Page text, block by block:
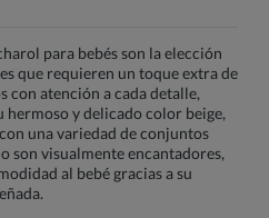
para bebés son la elección
que requieren un toque extra de
con atención a cada detalle,
hermoso y delicado color beige,
una variedad de conjuntos
son visualmente encantadores,
al bebé gracias a su